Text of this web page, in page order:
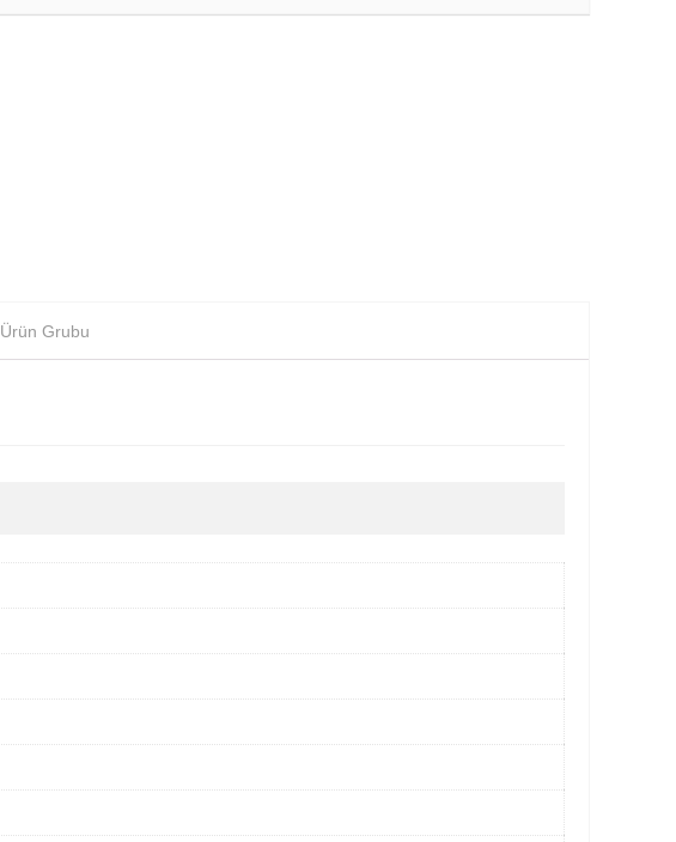
Ürün Grubu